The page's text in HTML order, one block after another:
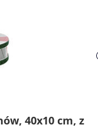
40x10 cm, z